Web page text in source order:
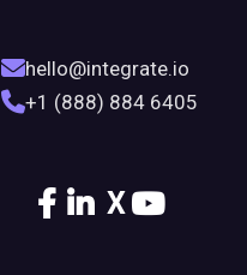
hello@integrate.io
+1 (888) 884 6405
X